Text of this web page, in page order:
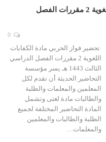
تحضير فواز الحربي مادة الكفايات اللغوية 2 مقررات الفصل
تحضير فواز الحربي مادة الكفايات
اللغوية 2 مقررات الفصل الدراسي
الثالث 1443 هـ يسر مؤسسة
التحاضير الحديثة أن تقدم لكل
المعلمين والمعلمات والطلبة
والطالبات مادة لغتى وتشمل
المادة التحاضير المختلفة لجميع
الطلبة والطالبات والمعلمين
والمعلمات…